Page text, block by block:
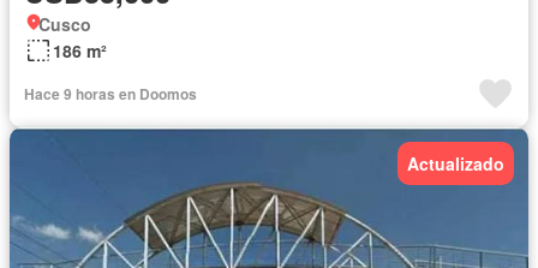
Cusco
186 m²
Hace 9 horas en Doomos
Actualizado